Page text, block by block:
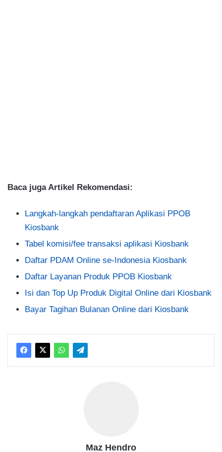
Baca juga Artikel Rekomendasi:
Langkah-langkah pendaftaran Aplikasi PPOB
Kiosbank
Tabel komisi/fee transaksi aplikasi Kiosbank
Daftar PDAM Online se-Indonesia Kiosbank
Daftar Layanan Produk PPOB Kiosbank
Isi dan Top Up Produk Digital Online dari Kiosbank
Bayar Tagihan Bulanan Online dari Kiosbank
Maz Hendro